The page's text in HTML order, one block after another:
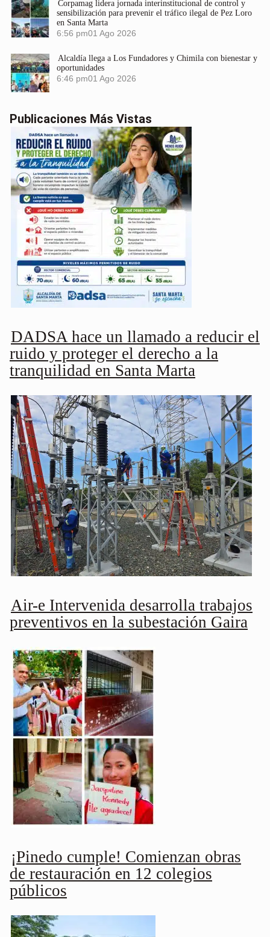
Corpamag lidera jornada interinstitucional de control y
sensibilización para prevenir el tráfico ilegal de Pez Loro
en Santa Marta
6:56 pm01 Ago 2026
Alcaldía llega a Los Fundadores y Chimila con bienestar y
oportunidades
6:46 pm01 Ago 2026
Publicaciones Más Vistas
DADSA hace un llamado a reducir el
ruido y proteger el derecho a la
tranquilidad en Santa Marta
Air-e Intervenida desarrolla trabajos
preventivos en la subestación Gaira
¡Pinedo cumple! Comienzan obras
de restauración en 12 colegios
públicos